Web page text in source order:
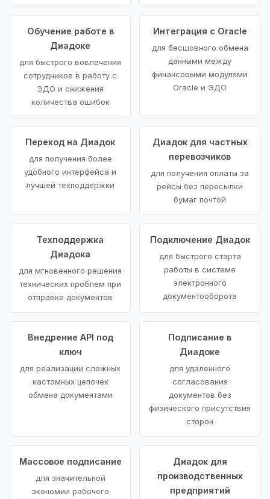
Обучение работе в
Диадоке
для быстрого вовлечения
сотрудников в работу с
ЭДО и снижения
количества ошибок
Интеграция с Oracle
для бесшовного обмена
данными между
финансовыми модулями
Oracle и ЭДО
Переход на Диадок
для получения более
удобного интерфейса и
лучшей техподдержки
Диадок для частных
перевозчиков
для получения оплаты за
рейсы без пересылки
бумаг почтой
Техподдержка
Диадока
для мгновенного решения
технических проблем при
отправке документов
Подключение Диадок
для быстрого старта
работы в системе
электронного
документооборота
Внедрение API под
ключ
для реализации сложных
кастомных цепочек
обмена документами
Подписание в
Диадоке
для удаленного
согласования
документов без
физического присутствия
сторон
Массовое подписание
для значительной
экономии рабочего
Диадок для
производственных
предприятий